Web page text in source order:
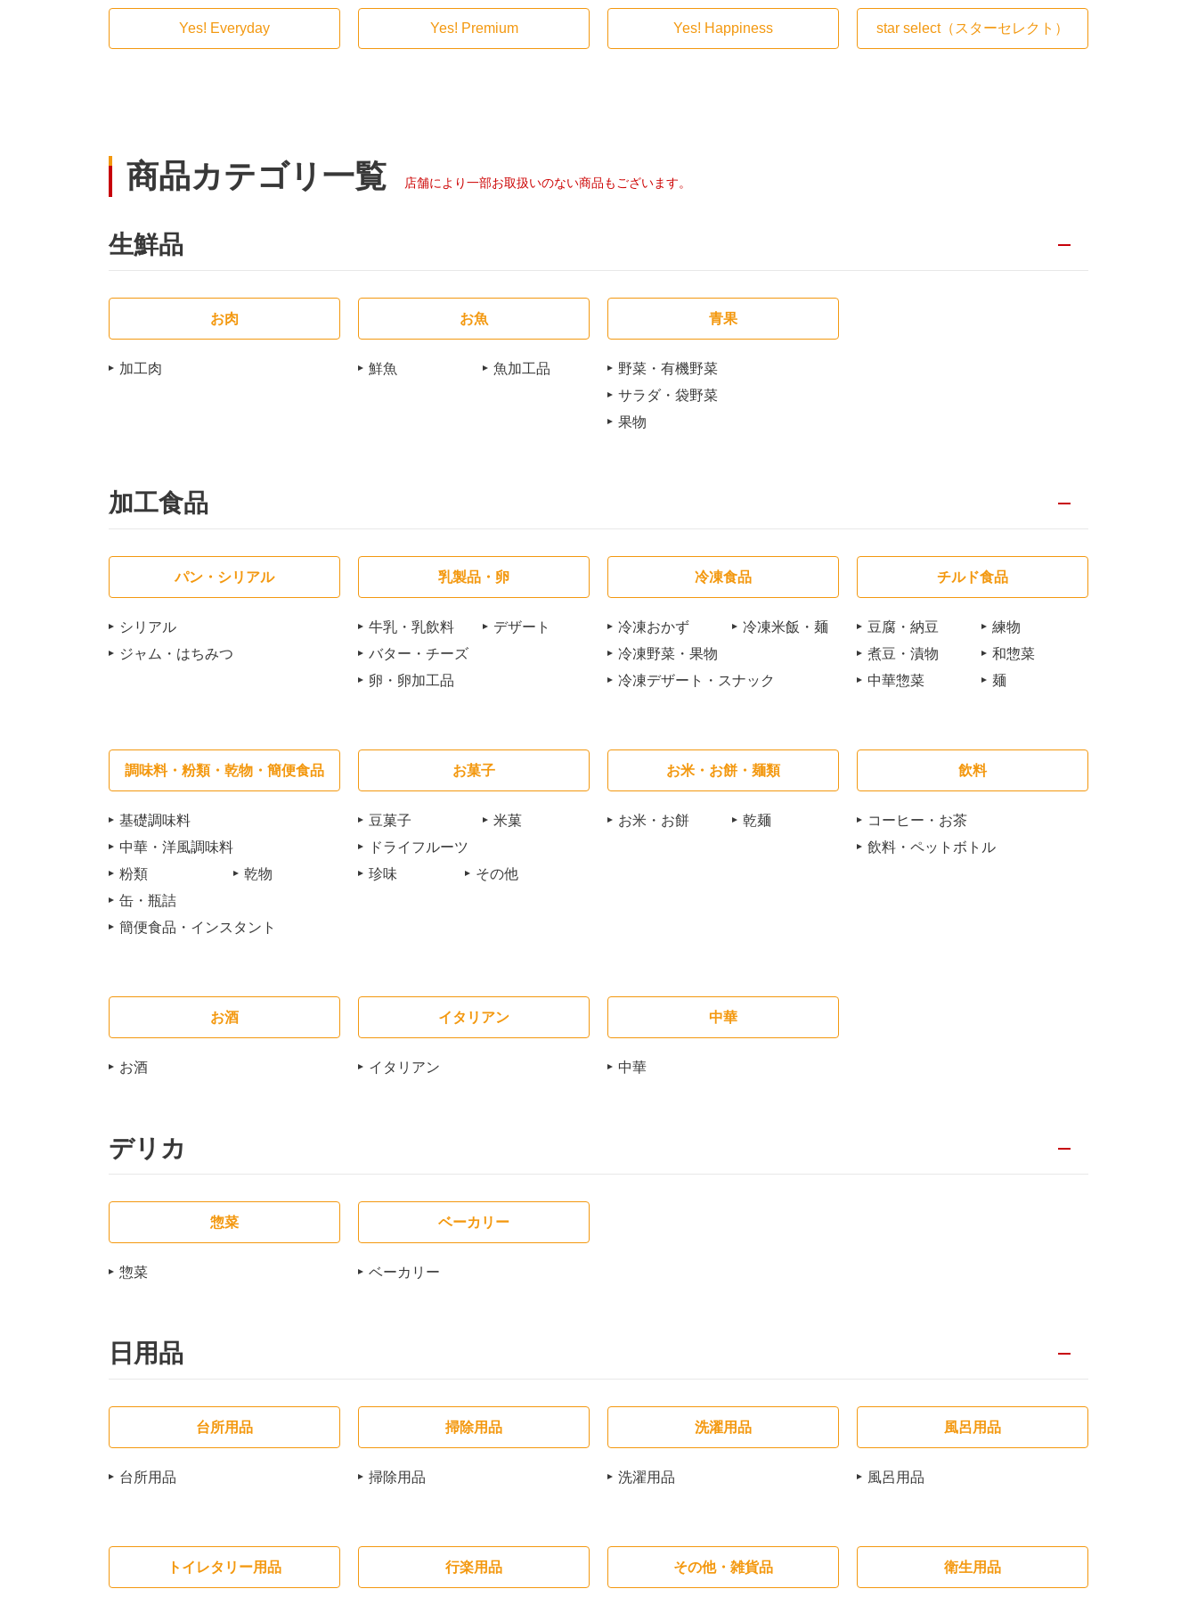
Yes! Everyday Yes! Premium Yes! Happiness star select（スターセレクト）
商品カテゴリ一覧 店舗により一部お取扱いのない商品もございます。
生鮮品
お肉
加工肉
お魚
鮮魚 魚加工品
青果
野菜・有機野菜
サラダ・袋野菜
果物
加工食品
パン・シリアル
シリアル
ジャム・はちみつ
乳製品・卵
牛乳・乳飲料
デザート
バター・チーズ
卵・卵加工品
冷凍食品
冷凍おかず
冷凍米飯・麺
冷凍野菜・果物
冷凍デザート・スナック
チルド食品
豆腐・納豆
練物
煮豆・漬物
和惣菜
中華惣菜
麺
調味料・粉類・乾物・簡便食品
基礎調味料
中華・洋風調味料
粉類
乾物
缶・瓶詰
簡便食品・インスタント
お菓子
豆菓子
米菓
ドライフルーツ
珍味
その他
お米・お餅・麺類
お米・お餅 乾麺
飲料
コーヒー・お茶
飲料・ペットボトル
お酒
お酒
イタリアン
イタリアン
中華
中華
デリカ
惣菜
惣菜
ベーカリー
ベーカリー
日用品
台所用品
台所用品
掃除用品
掃除用品
洗濯用品
洗濯用品
風呂用品
風呂用品
トイレタリー用品 行楽用品 その他・雑貨品 衛生用品